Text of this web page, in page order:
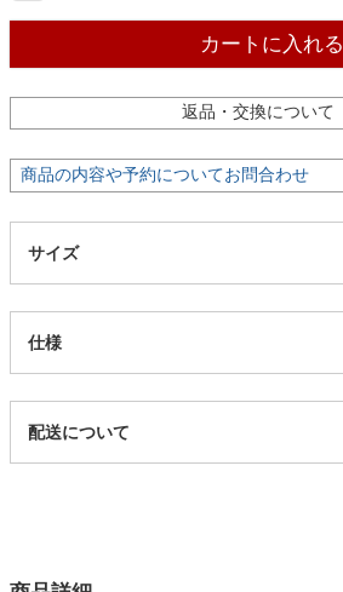
家電・照明器具
インテリア雑貨
ガーデン
カートに入れる
返品・交換について
商品の内容や予約についてお問合わせ
サイズ
仕様
4203780
配送について